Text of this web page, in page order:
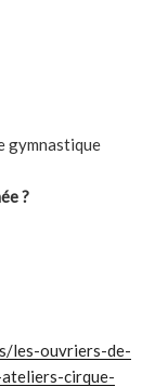
gymnastique
?
les-ouvriers-de-
cirque-